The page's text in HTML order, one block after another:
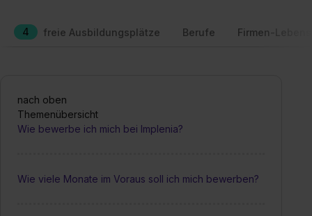
4 freie Ausbildungsplätze Berufe Firmen-
nach oben
Themenübersicht
Wie bewerbe ich mich bei Implenia?
Wie viele Monate im Voraus soll ich mich bewerben?